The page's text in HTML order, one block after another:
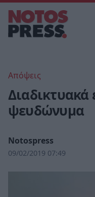
Απόψεις
Διαδικτυακά
ψευδώνυμα
Notospress
09/02/2019 07:49